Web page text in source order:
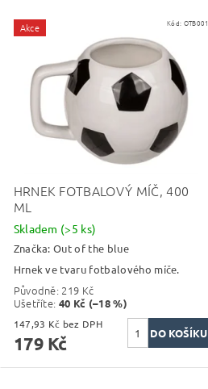
Akce Kód: OTB001
HRNEK FOTBALOVÝ MÍČ, 400
ML
Skladem (>5 ks)
Značka:Out of the blue
Hrnek ve tvaru fotbalového míče.
Původně: 219 Kč
Ušetříte: 40 Kč (–18 %)
147,93 Kč bez DPH
179 Kč